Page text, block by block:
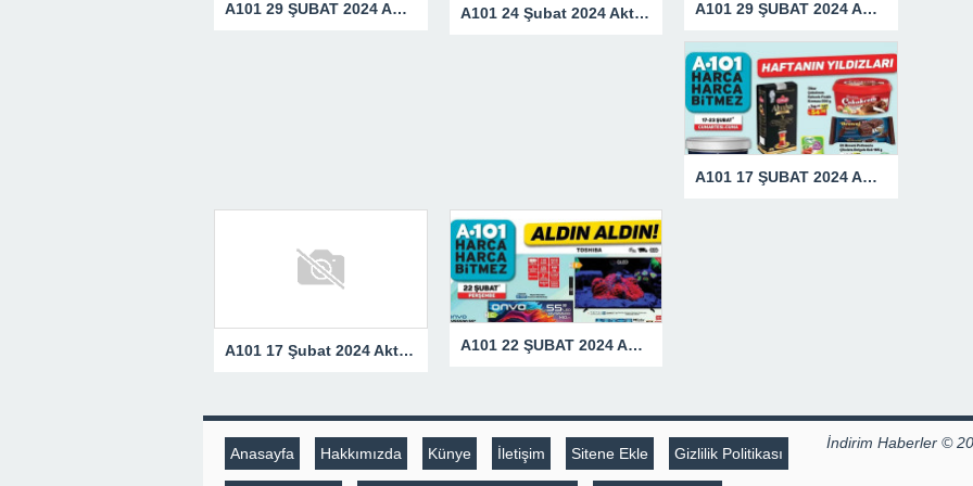
A101 29 ŞUBAT 2024 AKTÜEL ÜRÜNLER KATALOĞU A101 24 Şubat 2024 Aktüel Ürünler Kataloğu A101 29 ŞUBAT 2024 AKTÜEL KATALOĞU
A101 17 ŞUBAT 2024 AKTÜEL ÜRÜNLER KATALOĞU
A101 17 Şubat 2024 Aktüel Ürünler Kataloğu A101 22 ŞUBAT 2024 AKTÜEL KATALOĞU
Anasayfa Hakkımızda Künye İletişim Sitene Ekle Gizlilik Politikası
İndirim Haberler ©